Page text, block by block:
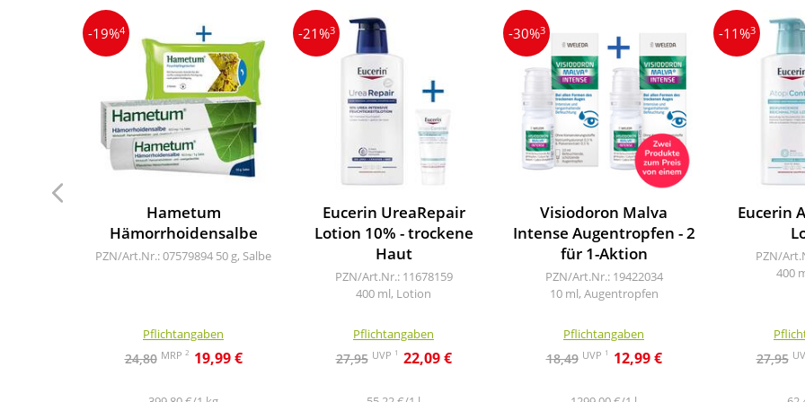
-19%4
Hametum
Hämorrhoidensalbe
PZN/Art.Nr.: 07579894 50 g, Salbe
Pflichtangaben
24,80 MRP 2 19,99 €
-21%3
Eucerin UreaRepair
Lotion 10% - trockene
Haut
PZN/Art.Nr.: 11678159
400 ml, Lotion
Pflichtangaben
27,95 UVP 1 22,09 €
-30%3
Visiodoron Malva
Intense Augentropfen - 2
für 1-Aktion
PZN/Art.Nr.: 19422034
10 ml, Augentropfen
Pflichtangaben
18,49 UVP 1 12,99 €
-11%3
Eucerin
PZN/
400
27,95